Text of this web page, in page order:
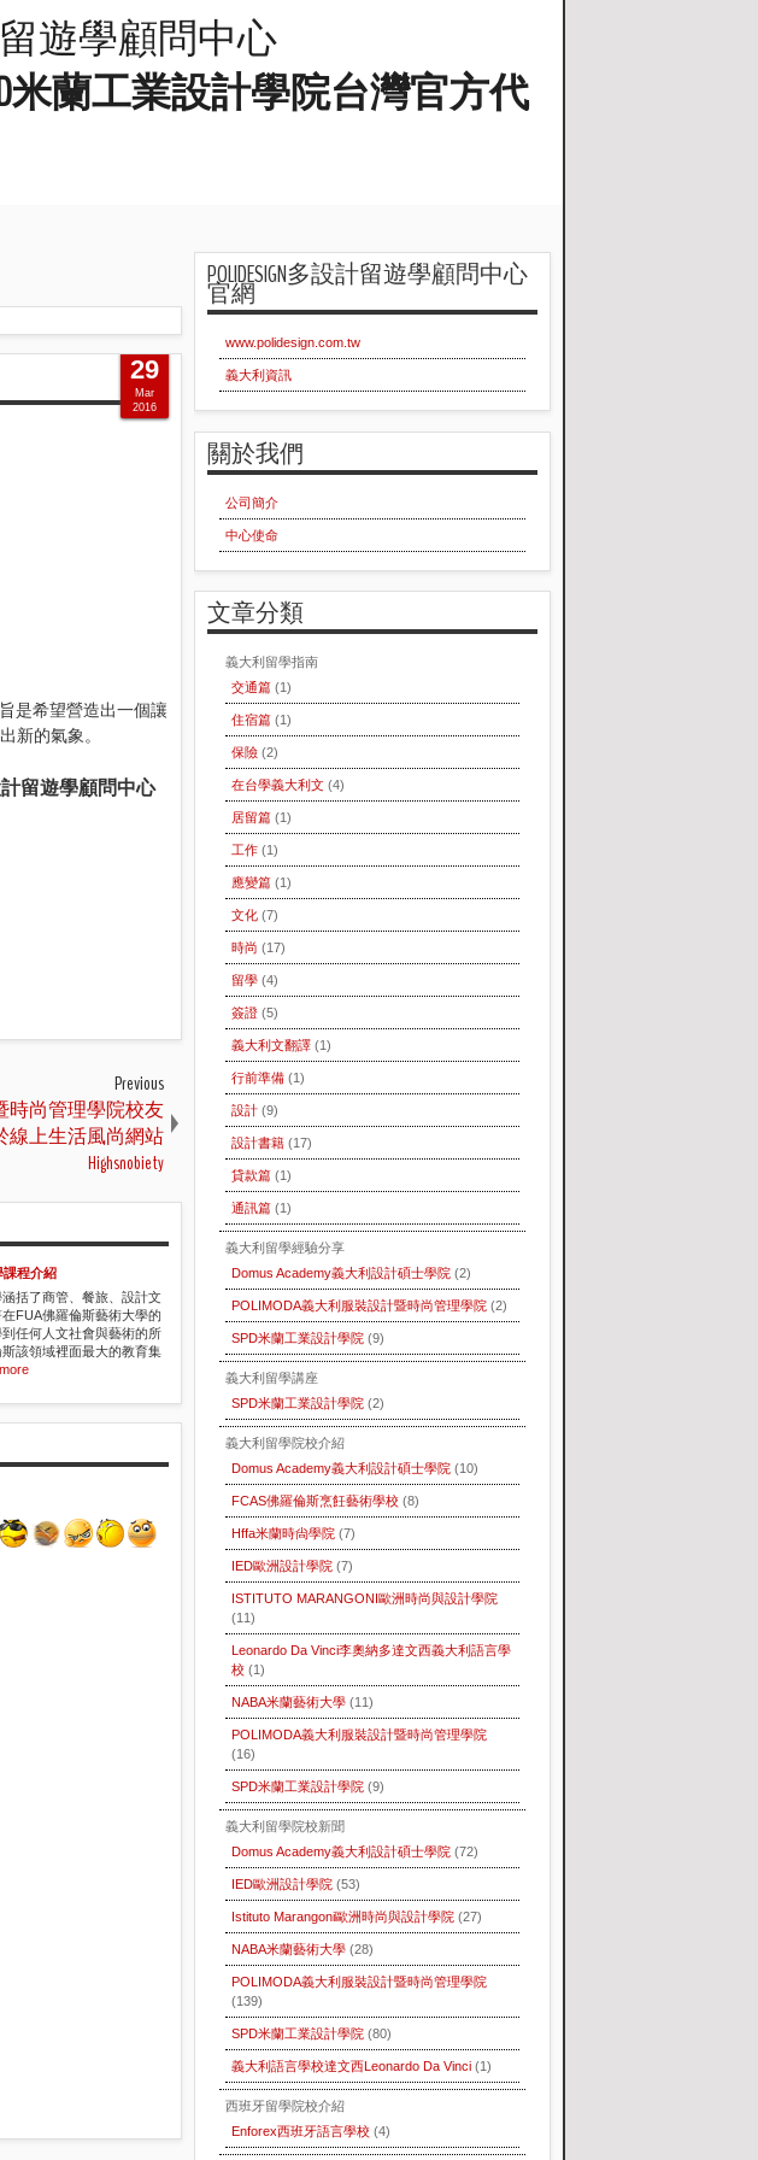
留遊學顧問中心
米蘭工業設計學院台灣官方代
是希望營造出一個讓
新的氣象。
留遊學顧問中心
29
Mar
2016
Previous
暨時尚管理學院校友
於線上生活風尚網站
Highsnobiety
課程介紹
括了商管、餐旅、設計文
FUA佛羅倫斯藝術大學的
任何人文社會與藝術的所
該領域裡面最大的教育集
POLIDESIGN多設計留遊學顧問中心
官網
www.polidesign.com.tw
義大利資訊
關於我們
公司簡介
中心使命
文章分類
義大利留學指南
交通篇 (1)
住宿篇 (1)
保險 (2)
在台學義大利文 (4)
居留篇 (1)
工作 (1)
應變篇 (1)
文化 (7)
時尚 (17)
留學 (4)
簽證 (5)
義大利文翻譯 (1)
行前準備 (1)
設計 (9)
設計書籍 (17)
貸款篇 (1)
通訊篇 (1)
義大利留學經驗分享
Domus Academy義大利設計碩士學院 (2)
POLIMODA義大利服裝設計暨時尚管理學院 (2)
SPD米蘭工業設計學院 (9)
義大利留學講座
SPD米蘭工業設計學院 (2)
義大利留學院校介紹
Domus Academy義大利設計碩士學院 (10)
FCAS佛羅倫斯烹飪藝術學校 (8)
Hffa米蘭時尙學院 (7)
IED歐洲設計學院 (7)
ISTITUTO MARANGONI歐洲時尚與設計學院
(11)
Leonardo Da Vinci李奧納多達文西義大利語言學
校 (1)
NABA米蘭藝術大學 (11)
POLIMODA義大利服裝設計暨時尚管理學院
(16)
SPD米蘭工業設計學院 (9)
義大利留學院校新聞
Domus Academy義大利設計碩士學院 (72)
IED歐洲設計學院 (53)
Istituto Marangoni歐洲時尚與設計學院 (27)
NABA米蘭藝術大學 (28)
POLIMODA義大利服裝設計暨時尚管理學院
(139)
SPD米蘭工業設計學院 (80)
義大利語言學校達文西Leonardo Da Vinci (1)
西班牙留學院校介紹
Enforex西班牙語言學校 (4)